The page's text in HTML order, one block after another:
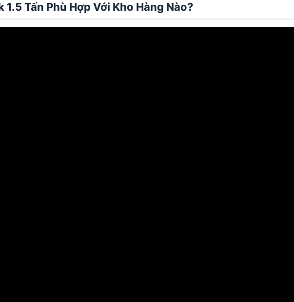
Tấn Phù Hợp Với Kho Hàng Nào?